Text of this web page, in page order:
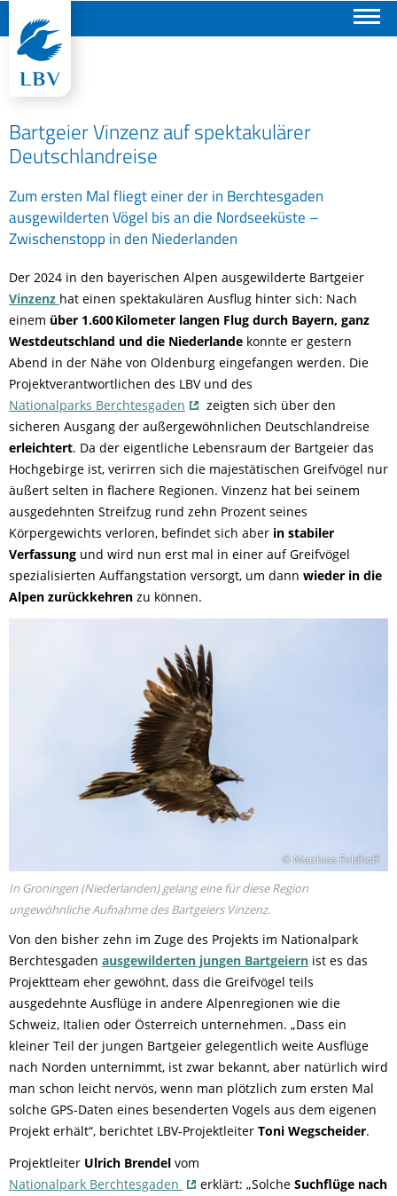
Bartgeier Vinzenz auf spektakulärer
Deutschlandreise
Zum ersten Mal fliegt einer der in Berchtesgaden
ausgewilderten Vögel bis an die Nordseeküste –
Zwischenstopp in den Niederlanden
Der 2024 in den bayerischen Alpen ausgewilderte Bartgeier
Vinzenz hat einen spektakulären Ausflug hinter sich: Nach
einem über 1.600 Kilometer langen Flug durch Bayern, ganz
Westdeutschland und die Niederlande konnte er gestern
Abend in der Nähe von Oldenburg eingefangen werden. Die
Projektverantwortlichen des LBV und des
Nationalparks Berchtesgaden
zeigten sich über den
sicheren Ausgang der außergewöhnlichen Deutschlandreise
erleichtert. Da der eigentliche Lebensraum der Bartgeier das
Hochgebirge ist, verirren sich die majestätischen Greifvögel nur
äußert selten in flachere Regionen. Vinzenz hat bei seinem
ausgedehnten Streifzug rund zehn Prozent seines
Körpergewichts verloren, befindet sich aber in stabiler
Verfassung und wird nun erst mal in einer auf Greifvögel
spezialisierten Auffangstation versorgt, um dann wieder in die
Alpen zurückkehren zu können.
© Matthias Feldhoff
In Groningen (Niederlanden) gelang eine für diese Region
ungewöhnliche Aufnahme des Bartgeiers Vinzenz.
Von den bisher zehn im Zuge des Projekts im Nationalpark
Berchtesgaden ausgewilderten jungen Bartgeiern ist es das
Projektteam eher gewöhnt, dass die Greifvögel teils
ausgedehnte Ausflüge in andere Alpenregionen wie die
Schweiz, Italien oder Österreich unternehmen. „Dass ein
kleiner Teil der jungen Bartgeier gelegentlich weite Ausflüge
nach Norden unternimmt, ist zwar bekannt, aber natürlich wird
man schon leicht nervös, wenn man plötzlich zum ersten Mal
solche GPS-Daten eines besenderten Vogels aus dem eigenen
Projekt erhält“, berichtet LBV-Projektleiter Toni Wegscheider.
Projektleiter Ulrich Brendel vom
Nationalpark Berchtesgaden
erklärt: „Solche Suchflüge nach